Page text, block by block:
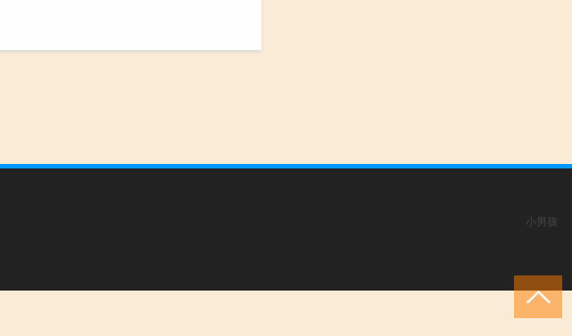
小男孩